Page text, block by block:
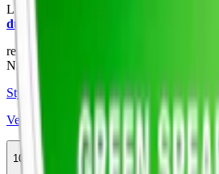
Läs mer om hur du förvarar Velo Bright
du snuset rätt"
relaterade produkter
Nikotinfri
Styrka Nikotinfri · Slim
Velo Bright Peppermint Zero
10-pack
369,90 kr